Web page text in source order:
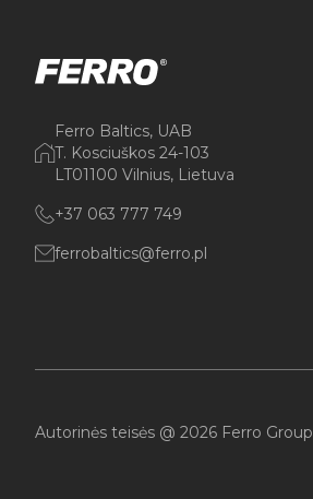
Ferro Baltics, UAB
T. Kosciuškos 24-103
LT01100 Vilnius, Lietuva
+37 063 777 749
ferrobaltics@ferro.pl
Autorinės teisės @ 2026 Ferro Group